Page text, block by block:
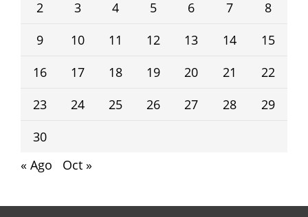
2
3 4 5 6 7
8
9
10 11 12 13 14
15
16
17 18 19 20 21
22
23
24 25 26 27 28
29
30
« Ago
Oct »